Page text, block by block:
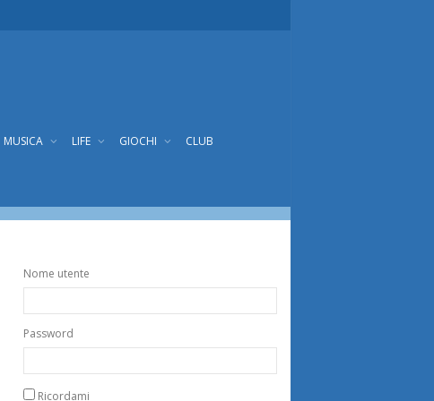
MUSICA LIFE GIOCHI CLUB
Nome utente
Password
Ricordami